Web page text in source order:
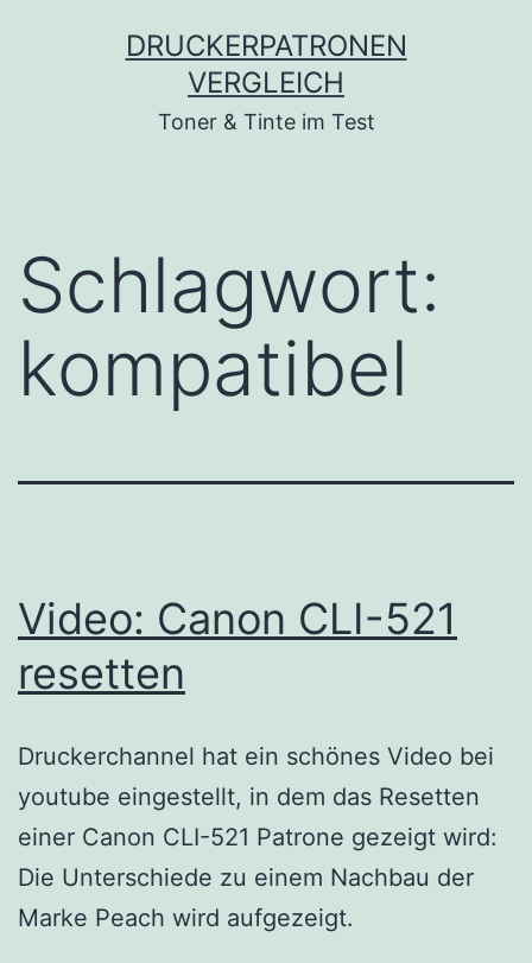
DRUCKERPATRONEN
VERGLEICH
Toner & Tinte im Test
Schlagwort:
kompatibel
Video: Canon CLI-521
resetten
Druckerchannel hat ein schönes Video bei
youtube eingestellt, in dem das Resetten
einer Canon CLI-521 Patrone gezeigt wird:
Die Unterschiede zu einem Nachbau der
Marke Peach wird aufgezeigt.